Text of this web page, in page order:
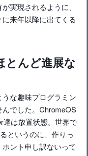
実現されるように、
来年以降に出てくる
とんど進展な
な趣味プログラミン
でした。ChromeOS
達は放置状態。世界で
というのに、作りっ
ント申し訳ないって